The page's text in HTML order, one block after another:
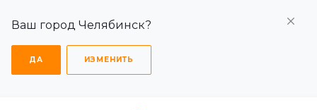
Ваш город Челябинск?
ДА ИЗМЕНИТЬ